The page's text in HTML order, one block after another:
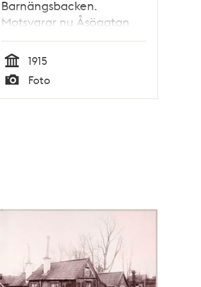
Barnängsbacken.
Motsvarar nu Åsögatan
200, kv Lampan
Tid
1915
Typ
Foto